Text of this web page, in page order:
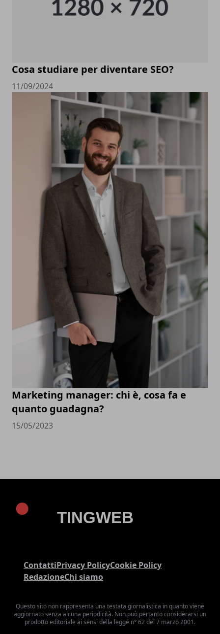
Cosa studiare per diventare SEO?
11/09/2024
Marketing manager: chi è, cosa fa e
quanto guadagna?
15/05/2023
ContattiPrivacy PolicyCookie Policy
RedazioneChi siamo
Questo sito non rappresenta una testata giornalistica in quanto viene
aggiornato senza alcuna periodicità. Non può pertanto considerarsi un
prodotto editoriale ai sensi della legge n° 62 del 7 marzo 2001.